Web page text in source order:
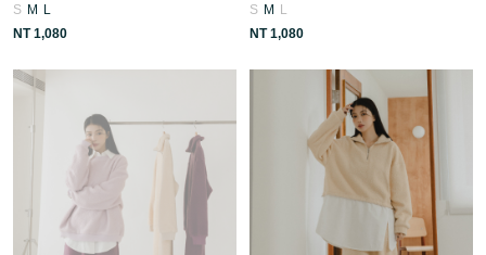
S M
L
NT 1,080
S M
L
NT 1,080